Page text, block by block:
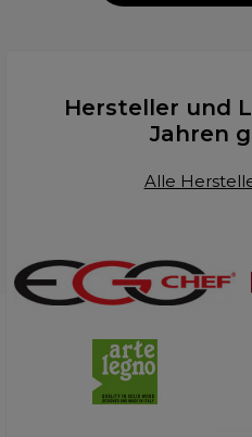
Hersteller und
Jahren
Alle